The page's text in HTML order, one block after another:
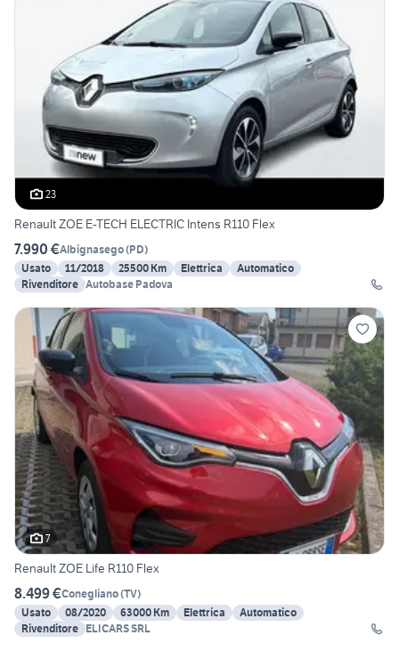
23
Renault ZOE E-TECH ELECTRIC Intens R110 Flex
7.990 €Albignasego(PD)
Usato
11/2018 25500 Km Elettrica
Automatico
Rivenditore Autobase Padova
7
Renault ZOE Life R110 Flex
8.499 €Conegliano(TV)
Usato
08/2020 63000 Km Elettrica
Automatico
Rivenditore ELICARS SRL